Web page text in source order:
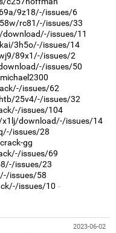
9z18/-/issues/6
rc81/-/issues/33
issues/11
3h5o/-/issues/14
89x1/-/issues/2
issues/50
issues/62
25v4/-/issues/32
issues/104
download/-/issues/14
issues/28
gg
issues/69
issues/23
issues/58
issues/10
2023-06-02